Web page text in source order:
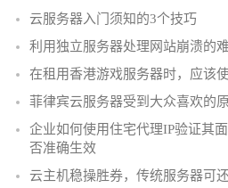
云服务器入门须知的3个技巧
利用独立服务器处理网站崩溃的
在租用香港游戏服务器时，应该
菲律宾云服务器受到大众喜欢的
企业如何使用住宅代理IP验证其
否准确生效
云主机稳操胜券，传统服务器可还